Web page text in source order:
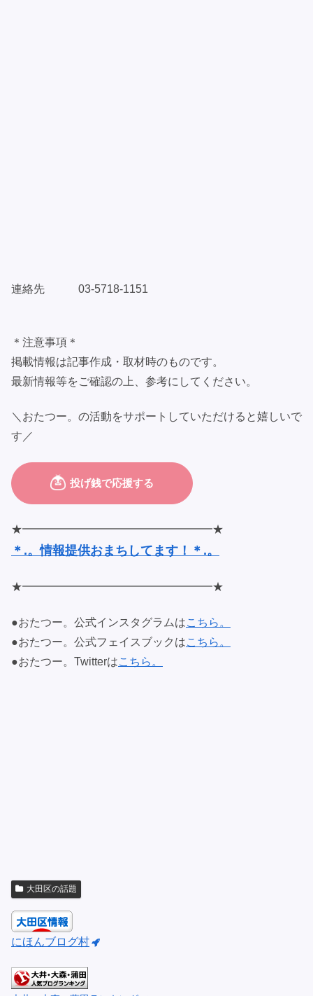
連絡先 03-5718-1151
＊注意事項＊
掲載情報は記事作成・取材時のものです。
最新情報等をご確認の上、参考にしてください。
＼おたつー。の活動をサポートしていただけると嬉しいで
す／
★━━━━━━━━━━━━━━━━━★
＊.。情報提供おまちしてます！＊.。
★━━━━━━━━━━━━━━━━━★
●おたつー。公式インスタグラムはこちら。
●おたつー。公式フェイスブックはこちら。
●おたつー。Twitterはこちら。
大田区の話題
にほんブログ村